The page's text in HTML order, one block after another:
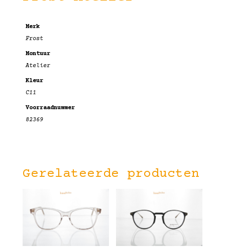
Merk
Frost
Montuur
Atelier
Kleur
C11
Voorraadnummer
82369
Gerelateerde producten